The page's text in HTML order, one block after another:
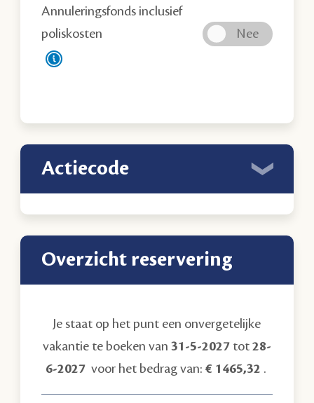
Annuleringsfonds inclusief
poliskosten
Actiecode
Overzicht reservering
Je staat op het punt een onvergetelijke
vakantie te boeken van 31-5-2027 tot 28-
6-2027 voor het bedrag van: € 1465,32 .